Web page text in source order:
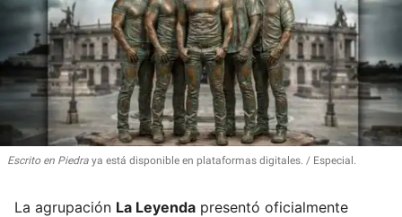
Escrito en Piedra ya está disponible en plataformas digitales. Especial.
La agrupación La Leyenda presentó oficialmente